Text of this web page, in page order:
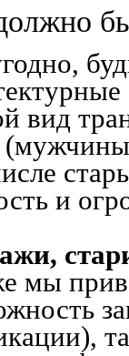
вид
и
мы